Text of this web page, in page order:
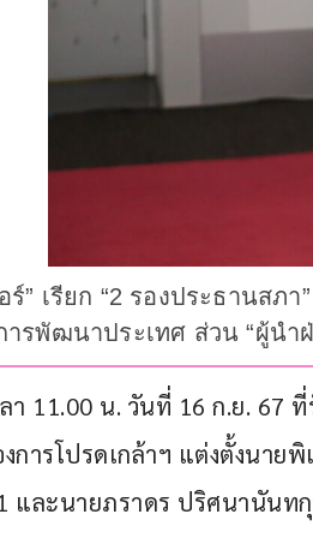
ร์” เรียก “2 รองประธานส
ารพัฒนาประเทศ ส่วน “ผู้น
ลา 11.00 น. วันที่ 16 ก.ย. 67
งการโปรดเกล้าฯ แต่งตั้งนา
และนายภราดร ปริศนานันท